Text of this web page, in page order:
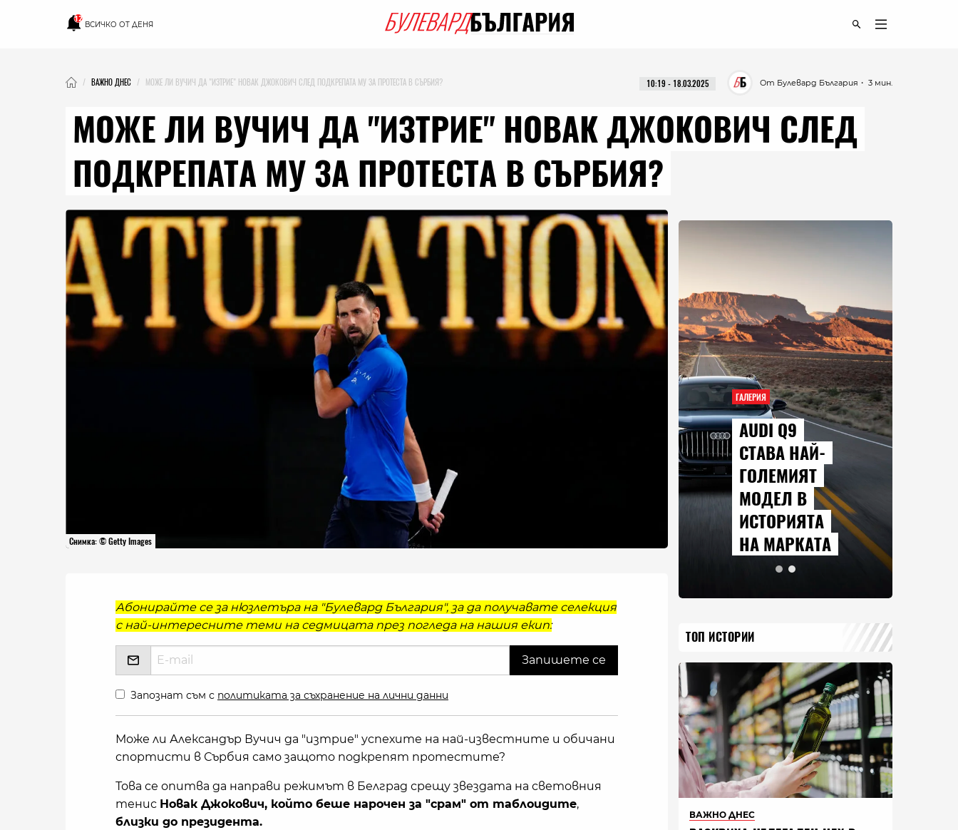
12
ВСИЧКО ОТ ДЕНЯ
ВАЖНО ДНЕС МОЖЕ ЛИ ВУЧИЧ ДА "ИЗТРИЕ" НОВАК ДЖОКОВИЧ СЛЕД ПОДКРЕПАТА МУ ЗА ПРОТЕСТА В СЪРБИЯ? ・ 3 мин.
От Булевард България
10:19 - 18.03.2025
МОЖЕ ЛИ ВУЧИЧ ДА "ИЗТРИЕ" НОВАК ДЖОКОВИЧ СЛЕД
ПОДКРЕПАТА МУ ЗА ПРОТЕСТА В СЪРБИЯ?
Снимка: © Getty Images
Абонирайте се за нюзлетъра на "Булевард България", за да получавате селекция
с най-интересните теми на седмицата през погледа на нашия екип:
Запознат съм с политиката за съхранение на лични данни
Може ли Александър Вучич да "изтрие" успехите на най-известните и обичани
спортисти в Сърбия само защото подкрепят протестите?
Това се опитва да направи режимът в Белград срещу звездата на световния
тенис Новак Джокович, който беше нарочен за "срам" от таблоидите,
близки до президента.
ГАЛЕРИЯ
AUDI Q9
СТАВА НАЙ-
ГОЛЕМИЯТ
МОДЕЛ В
ИСТОРИЯТА
НА МАРКАТА
ТОП ИСТОРИИ
ВАЖНО ДНЕС